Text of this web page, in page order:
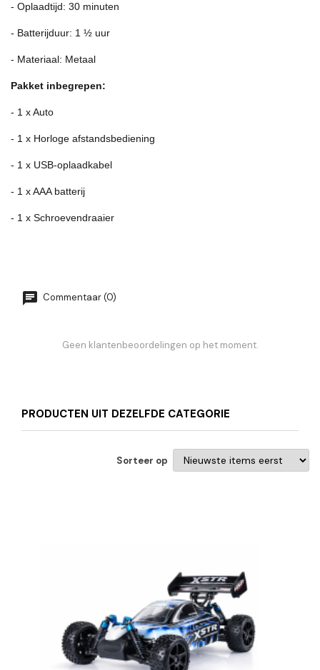
- Oplaadtijd: 30 minuten
- Batterijduur: 1 ½ uur
- Materiaal: Metaal
Pakket inbegrepen:
- 1 x Auto
- 1 x Horloge afstandsbediening
- 1 x USB-oplaadkabel
- 1 x AAA batterij
- 1 x Schroevendraaier
Commentaar (0)
Geen klantenbeoordelingen op het moment.
PRODUCTEN UIT DEZELFDE CATEGORIE
Sorteer op